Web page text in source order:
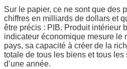
Sur le papier, ce ne sont que des
chiffres en milliards de dollars et
être précis : PIB. Produit intérieur
indicateur économique mesure le
pays, sa capacité à créer de la
totale de tous les biens et tous
d’une année.